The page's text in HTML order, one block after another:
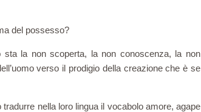
del possesso?
sta la non scoperta, la non conoscenza, la non
verso il prodigio della creazione che è se
nella loro lingua il vocabolo amore, agape